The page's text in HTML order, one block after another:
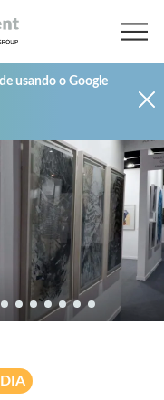
usando o Google
DIA